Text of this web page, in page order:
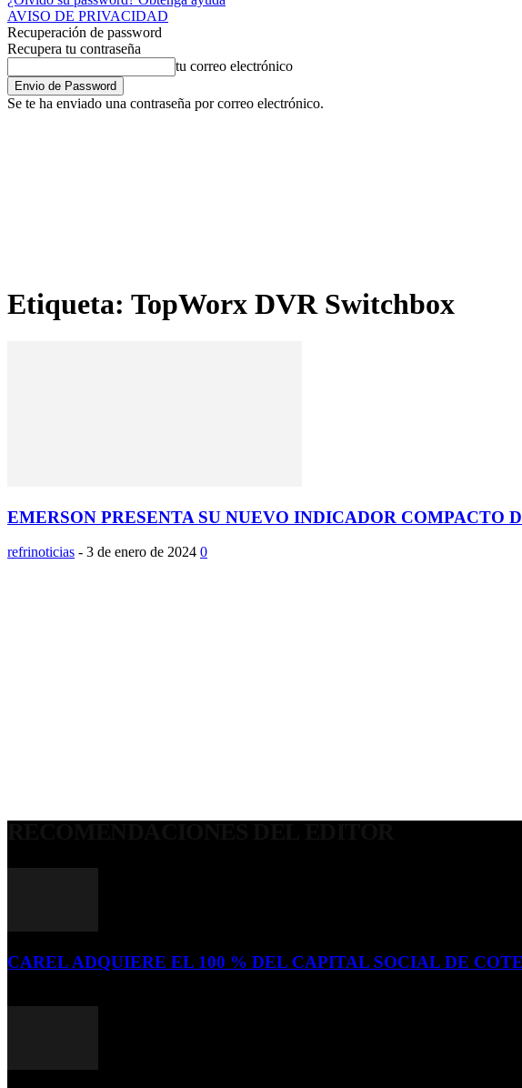
AVISO DE PRIVACIDAD
Recuperación de password
Recupera tu contraseña
tu correo electrónico
Se te ha enviado una contraseña por correo electrónico.
Etiqueta: TopWorx DVR Switchbox
EMERSON PRESENTA SU NUEVO INDICADOR COMPACTO
refrinoticias - 3 de enero de 2024 0
CAREL ADQUIERE EL 100 % DEL CAPITAL SOCIAL DE